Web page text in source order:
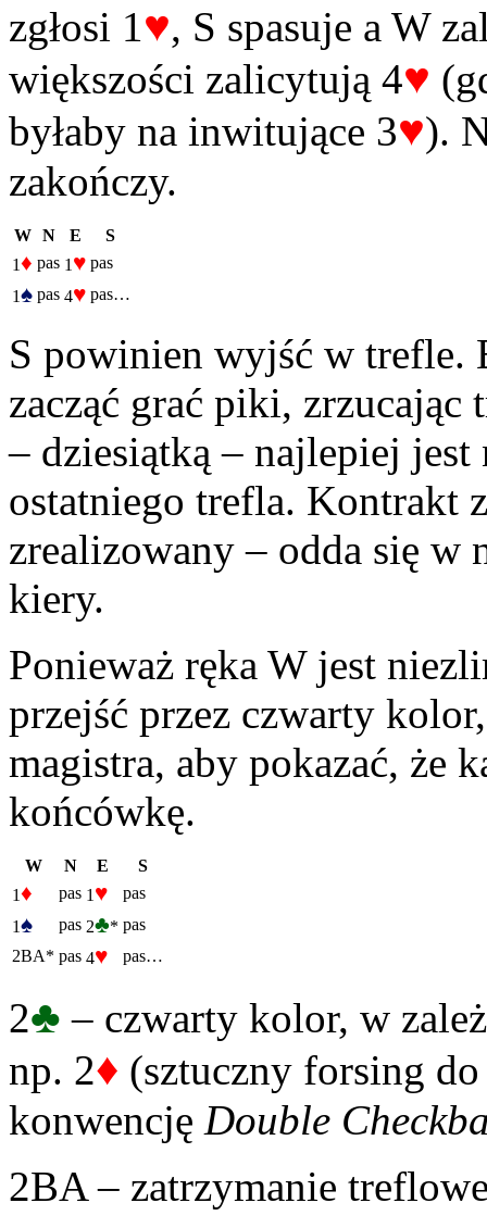
zgłosi 1♥, S spasuje a W
większości zalicytują 4♥
byłaby na inwitujące 3♥).
zakończy.
W N E
S
1♦ pas 1 ♥ pas
1♠ pas 4♥ pas…
S powinien wyjść w trefle.
zacząć grać piki,
– dziesiątką – najlepiej
ostatniego trefla. Kontrakt
zrealizowany – odda się w
kiery.
Ponieważ ręka W jest
przejść przez czwarty
magistra, aby pokazać, że
końcówkę.
W N E
S
1♦ pas 1 ♥
pas
1♠ pas 2♣* pas
2BA* pas 4♥ pas…
2♣ – czwarty kolor, w
np. 2♦ (sztuczny forsing
konwencję Double
2BA – zatrzymanie